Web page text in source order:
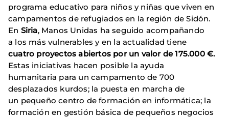
programa educativo para niños y niñas que viven en
campamentos de refugiados en la región de Sidón.
En Siria, Manos Unidas ha seguido acompañando
a los más vulnerables y en la actualidad tiene
cuatro proyectos abiertos por un valor de 175.000 €.
Estas iniciativas hacen posible la ayuda
humanitaria para un campamento de 700
desplazados kurdos; la puesta en marcha de
un pequeño centro de formación en informática; la
formación en gestión básica de pequeños negocios